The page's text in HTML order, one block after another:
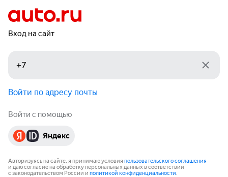
Вход на сайт
Войти по адресу почты
Войти с помощью
Яндекс
Авторизуясь на сайте, я принимаю условия пользовательского соглашения
и даю согласие на обработку персональных данных в соответствии
с законодательством России и политикой конфиденциальности.